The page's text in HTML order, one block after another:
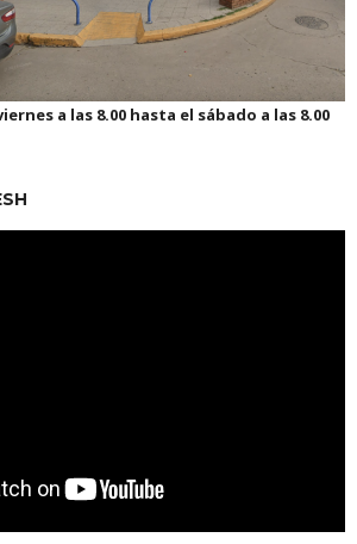
a las 8.00 hasta el sábado a las 8.00